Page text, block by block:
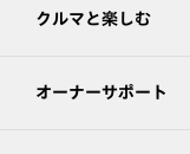
クルマと楽しむ
オーナーサポート